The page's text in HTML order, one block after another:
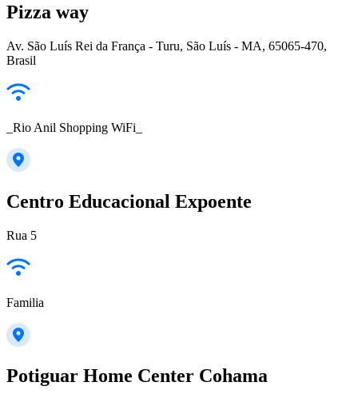
Pizza way
Av. São Luís Rei da França - Turu, São Luís - MA, 65065-470,
Brasil
_Rio Anil Shopping WiFi_
Centro Educacional Expoente
Rua 5
Familia
Potiguar Home Center Cohama